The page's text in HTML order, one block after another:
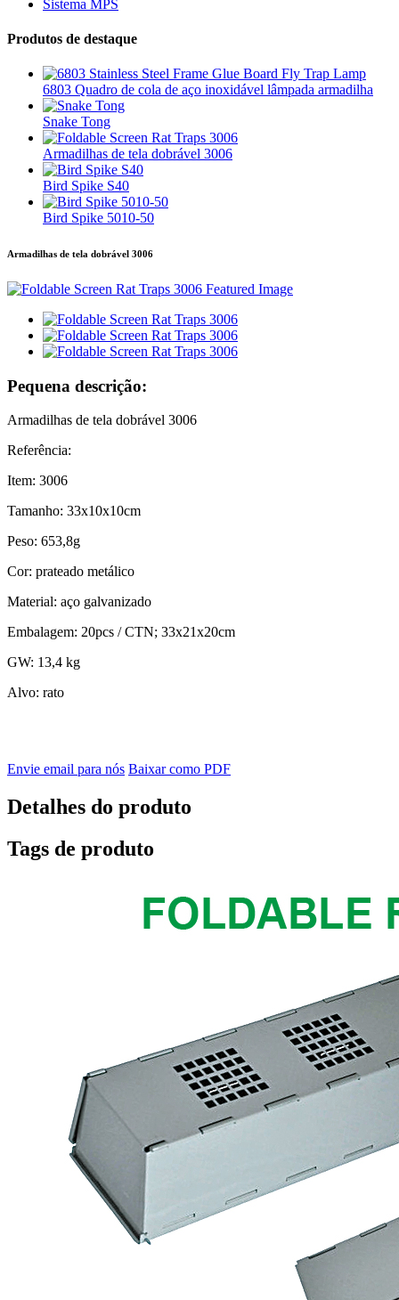
Sistema MPS
Produtos de destaque
6803 Quadro de cola de aço inoxidável lâmpada armadilha
Snake Tong
Armadilhas de tela dobrável 3006
Bird Spike S40
Bird Spike 5010-50
Armadilhas de tela dobrável 3006
Pequena descrição:
Armadilhas de tela dobrável 3006
Referência:
Item: 3006
Tamanho: 33x10x10cm
Peso: 653,8g
Cor: prateado metálico
Material: aço galvanizado
Embalagem: 20pcs / CTN; 33x21x20cm
GW: 13,4 kg
Alvo: rato
Envie email para nós Baixar como PDF
Detalhes do produto
Tags de produto